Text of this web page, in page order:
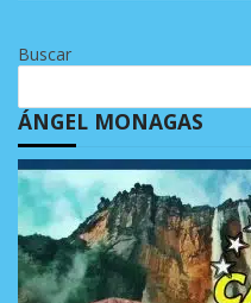
Buscar
ÁNGEL MONAGAS